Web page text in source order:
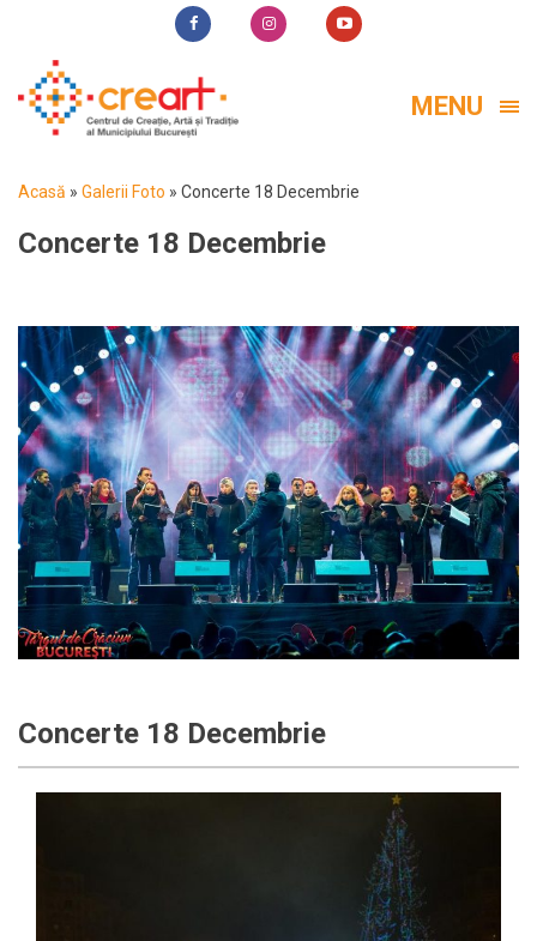
MENU
Acasă » Galerii Foto » Concerte 18 Decembrie
Concerte 18 Decembrie
Concerte 18 Decembrie